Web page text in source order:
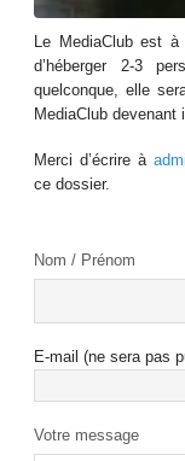
Le MediaClub est
d’héberger 2-3
quelconque, elle
MediaClub devenant
Merci d’écrire à
ce dossier.
Nom / Prénom
E-mail (ne sera pas
Votre message